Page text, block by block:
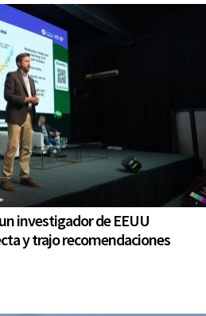
investigador de EEUU
y trajo recomendaciones